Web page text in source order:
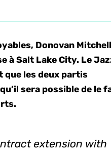
Donovan Mitchell
à Salt Lake City. Le
que les deux partis
sera possible de le
extension with